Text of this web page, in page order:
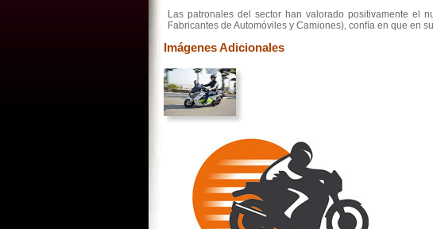
Las patronales del sector han valorado positivamente el
Fabricantes de Automóviles y Camiones), confía en que en
Imágenes Adicionales